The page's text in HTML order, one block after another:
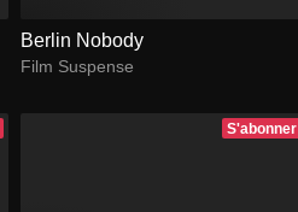
Berlin Nobody
Film Suspense
S'abonner